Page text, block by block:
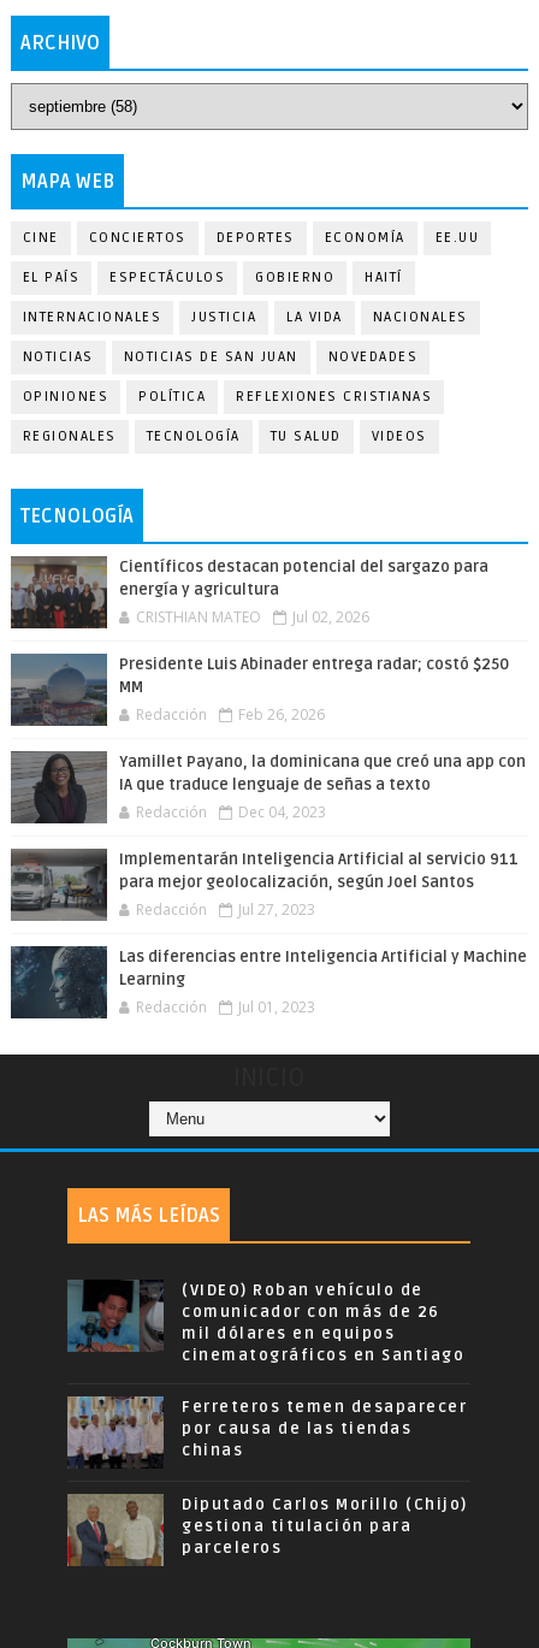
ARCHIVO
MAPA WEB
CINE CONCIERTOS DEPORTES ECONOMÍA EE.UU
EL PAÍS ESPECTÁCULOS GOBIERNO HAITÍ
INTERNACIONALES JUSTICIA LA VIDA NACIONALES
NOTICIAS NOTICIAS DE SAN JUAN NOVEDADES
OPINIONES POLÍTICA REFLEXIONES CRISTIANAS
REGIONALES TECNOLOGÍA TU SALUD VIDEOS
TECNOLOGÍA
Científicos destacan potencial del sargazo para
energía y agricultura
CRISTHIAN MATEO Jul 02, 2026
Presidente Luis Abinader entrega radar; costó $250
MM
Redacción Feb 26, 2026
Yamillet Payano, la dominicana que creó una app con
IA que traduce lenguaje de señas a texto
Redacción Dec 04, 2023
Implementarán Inteligencia Artificial al servicio 911
para mejor geolocalización, según Joel Santos
Redacción Jul 27, 2023
Las diferencias entre Inteligencia Artificial y Machine
Learning
Redacción Jul 01, 2023
LAS MÁS LEÍDAS
(VIDEO) Roban vehículo de
comunicador con más de 26
mil dólares en equipos
cinematográficos en Santiago
Ferreteros temen desaparecer
por causa de las tiendas
chinas
Diputado Carlos Morillo (Chijo)
gestiona titulación para
parceleros